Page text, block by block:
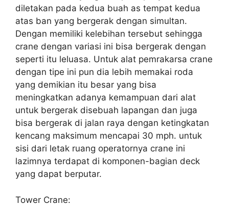
diletakan pada kedua buah as tempat kedua
atas ban yang bergerak dengan simultan.
Dengan memiliki kelebihan tersebut sehingga
crane dengan variasi ini bisa bergerak dengan
seperti itu leluasa. Untuk alat pemrakarsa crane
dengan tipe ini pun dia lebih memakai roda
yang demikian itu besar yang bisa
meningkatkan adanya kemampuan dari alat
untuk bergerak disebuah lapangan dan juga
bisa bergerak di jalan raya dengan ketingkatan
kencang maksimum mencapai 30 mph. untuk
sisi dari letak ruang operatornya crane ini
lazimnya terdapat di komponen-bagian deck
yang dapat berputar.
Tower Crane: